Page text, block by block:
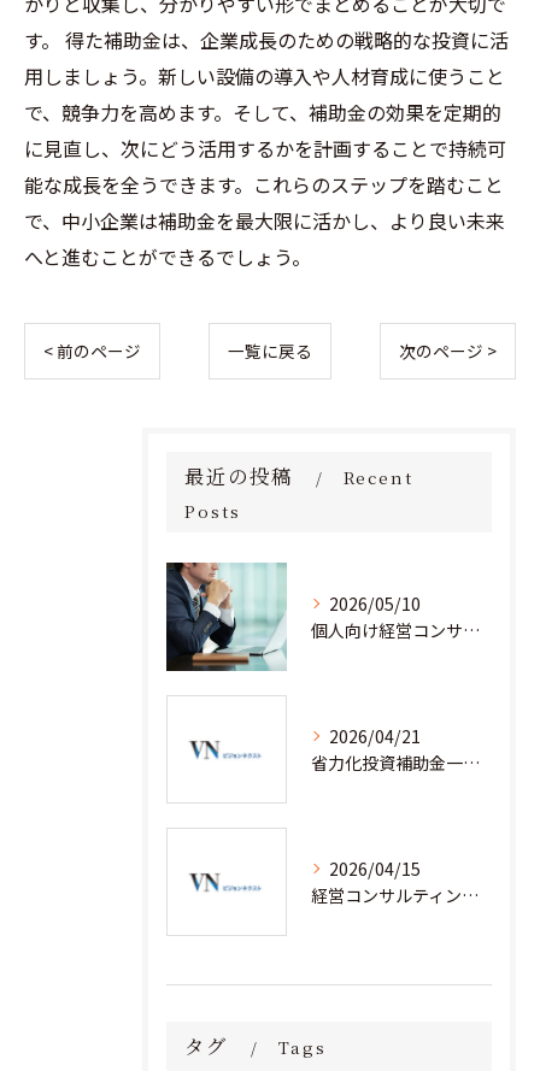
す。 得た補助金は、企業成長のための戦略的な投資に活
用しましょう。新しい設備の導入や人材育成に使うこと
で、競争力を高めます。そして、補助金の効果を定期的
に見直し、次にどう活用するかを計画することで持続可
能な成長を全うできます。これらのステップを踏むこと
で、中小企業は補助金を最大限に活かし、より良い未来
へと進むことができるでしょう。
< 前のページ 一覧に戻る 次のページ >
最近の投稿
Recent
Posts
2026/05/10
個人向け経営コンサルタント料金の全貌を徹底解説
2026/04/21
省力化投資補助金一般型を経営コンサルティングと安心して活用するための実践ノウハウ
2026/04/15
経営コンサルティングと省力化補助金で人手不足企業が成果を出す実践事例集
タグ Tags